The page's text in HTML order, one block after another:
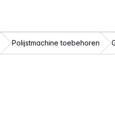
Polijstmachine toebehoren